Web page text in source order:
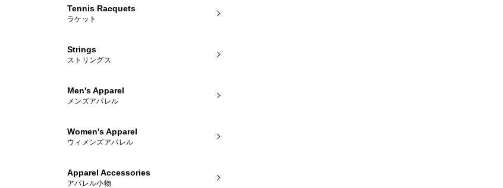
Tennis Racquets
ラケット
Strings
ストリングス
Men's Apparel
メンズアパレル
Women's Apparel
ウィメンズアパレル
Apparel Accessories
アパレル小物